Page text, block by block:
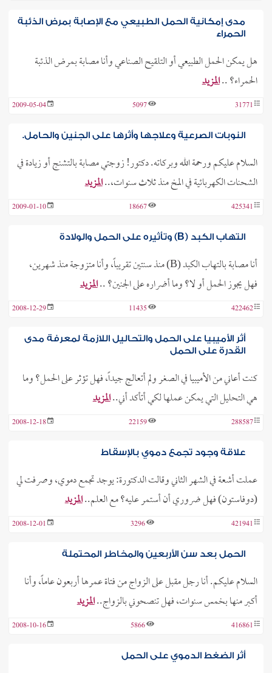
مدى إمكانية الحمل الطبيعي مع الإصابة بمرض الذئبة
الحمراء
هل يمكن الحمل الطبيعي أو التلقيح الصناعي وأنا مصابة بمرض الذئبة
الحمراء؟ ..المزيد
31771
5097
2009-05-04
النوبات الصرعية وعلاجها وأثرها على الجنين والحامل.
السلام عليكم ورحمة الله وبركاته. دكتور! زوجتي مصابة بالتشنج أو زيادة في
الشحنات الكهربائية في المخ منذ ثلاث سنوات،..المزيد
425341
18667
2009-01-10
التهاب الكبد (B) وتأثيره على الحمل والولادة
أنا مصابة بالتهاب الكبد (B) منذ سنتين تقريباً، وأنا متزوجة منذ شهرين،
فهل يجوز الحمل أو لا؟ وما أضراره على الجنين؟ ..المزيد
422462
11435
2008-12-29
أثر الأميبيا على الحمل والتحاليل اللازمة لمعرفة مدى
القدرة على الحمل
كنت أعاني من الأميبيا في الصغر ولم أتعالج جيداً، فهل تؤثر على الحمل؟ وما
هي التحليل التي يمكن عملها لكي أتأكد أني..المزيد
288587
22159
2008-12-18
علاقة وجود تجمع دموي بالإسقاط
عملت أشعة في الشهر الثاني وقالت الدكتورة: يوجد تجمع دموي، وصرفت لي
(دوفاستون) فهل ضروري أن أستمر عليه؟ مع العلم..المزيد
421941
3296
2008-12-01
الحمل بعد سن الأربعين والمخاطر المحتملة
السلام عليكم. أنا رجل مقبل على الزواج من فتاة عمرها أربعون عاماً، وأنا
أكبر منها بخمس سنوات، فهل تنصحوني بالزواج..المزيد
416861
5866
2008-10-16
أثر الضغط الدموي على الحمل